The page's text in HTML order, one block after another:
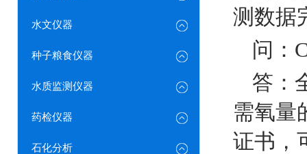
水文仪器
种子粮食仪器
水质监测仪器
药检仪器
石化分析
测数据
问：
答：
需氧量
证书，